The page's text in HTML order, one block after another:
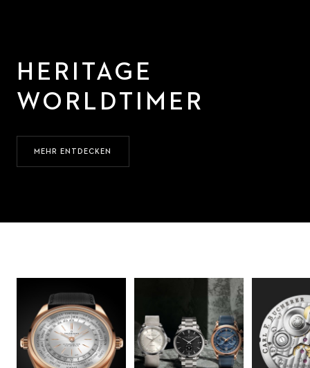
HERITAGE
WORLDTIMER
MEHR ENTDECKEN